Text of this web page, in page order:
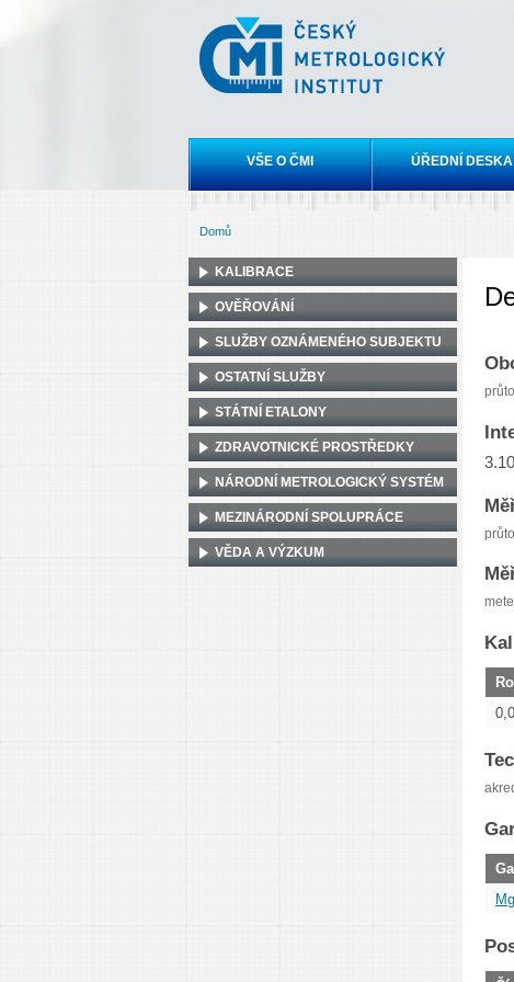
Český
metrologický
institut
Hlavní menu
VŠE O ČMI ÚŘEDNÍ DESKA
Domů
3.10
KALIBRACE
OVĚŘOVÁNÍ
SLUŽBY OZNÁMENÉHO SUBJEKTU
OSTATNÍ SLUŽBY
STÁTNÍ ETALONY
ZDRAVOTNICKÉ PROSTŘEDKY
NÁRODNÍ METROLOGICKÝ SYSTÉM
MEZINÁRODNÍ SPOLUPRÁCE
VĚDA A VÝZKUM